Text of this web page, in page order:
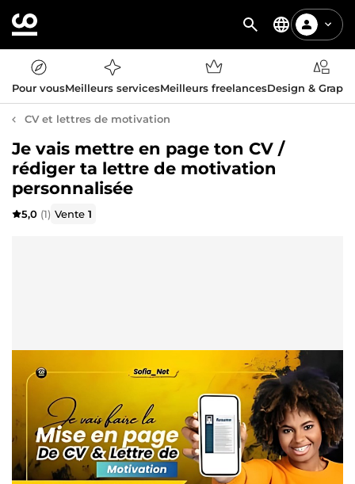
Pour vousMeilleurs servicesMeilleurs freelancesDesign &
CV et lettres de motivation
Je vais mettre en page ton CV /
rédiger ta lettre de motivation
personnalisée
5,0 (1) Vente1